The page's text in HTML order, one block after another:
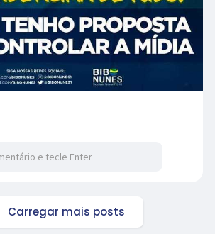
Carregar mais posts